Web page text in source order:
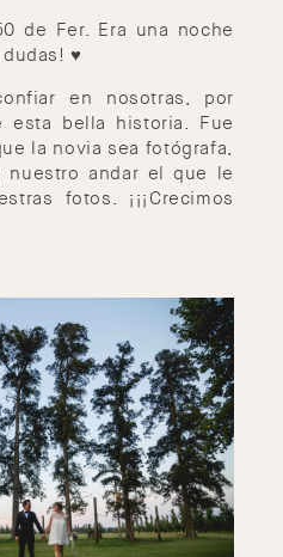
de Fer. Era una noche
♥
en nosotras, por
esta bella historia. Fue
la novia sea fotógrafa,
andar el que le
fotos. ¡¡¡Crecimos